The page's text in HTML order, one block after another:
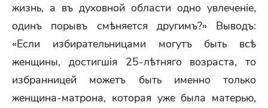
жизнь, a въ духовной области одно увлеченіе,
одинъ порывъ смѣняется другимъ?» Выводъ:
«Если избирательницами могутъ быть всѣ
женщины, достигшія 25-лѣтняго возраста, то
избранницей можетъ быть именно только
женщина-матрона, которая уже была матерью,